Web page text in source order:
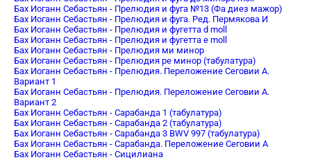
Бах Иоганн Себастьян - Прелюдия и фуга №13 (Фа диез мажор)
Бах Иоганн Себастьян - Прелюдия и фуга. Ред. Пермякова И
Бах Иоганн Себастьян - Прелюдия и фугетта d moll
Бах Иоганн Себастьян - Прелюдия и фугетта e moll
Бах Иоганн Себастьян - Прелюдия ми минор
Бах Иоганн Себастьян - Прелюдия ре минор (табулатура)
Бах Иоганн Себастьян - Прелюдия. Переложение Сеговии А.
Вариант 1
Бах Иоганн Себастьян - Прелюдия. Переложение Сеговии А.
Вариант 2
Бах Иоганн Себастьян - Сарабанда 1 (табулатура)
Бах Иоганн Себастьян - Сарабанда 2 (табулатура)
Бах Иоганн Себастьян - Сарабанда 3 BWV 997 (табулатура)
Бах Иоганн Себастьян - Сарабанда. Переложение Сеговии А
Бах Иоганн Себастьян - Сицилиана